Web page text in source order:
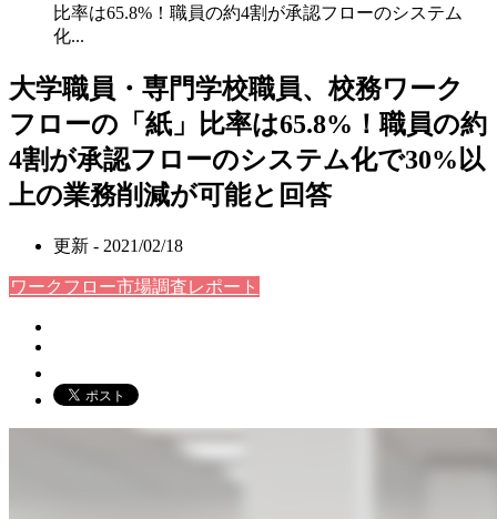
比率は65.8%！職員の約4割が承認フローのシステム
化...
大学職員・専門学校職員、校務ワーク
フローの「紙」比率は65.8%！職員の約
4割が承認フローのシステム化で30%以
上の業務削減が可能と回答
更新 - 2021/02/18
ワークフロー市場調査レポート